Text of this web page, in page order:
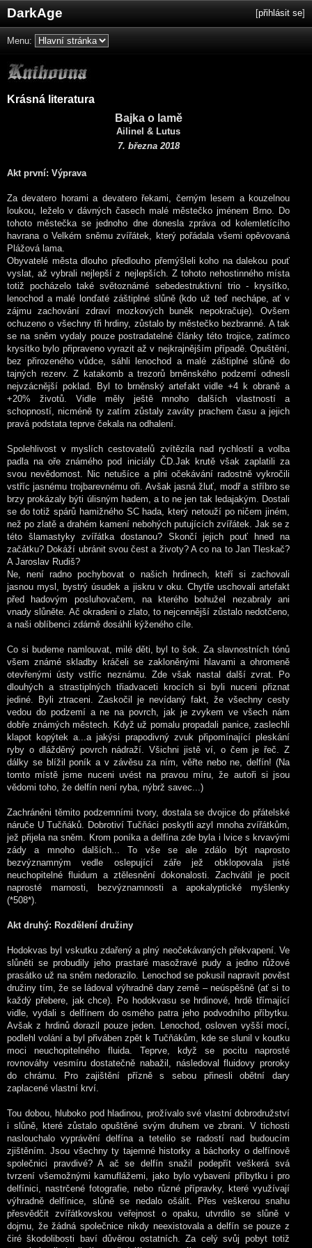
DarkAge [přihlásit se]
Menu:
Krásná literatura
Bajka o lamě
Ailinel & Lutus
7. března 2018
Akt první: Výprava
Za devatero horami a devatero řekami, černým lesem a kouzelnou
loukou, leželo v dávných časech malé městečko jménem Brno. Do
tohoto městečka se jednoho dne donesla zpráva od kolemletícího
havrana o Velkém sněmu zvířátek, který pořádala všemi opěvovaná
Plážová lama.
Obyvatelé města dlouho předlouho přemýšleli koho na dalekou pouť
vyslat, až vybrali nejlepší z nejlepších. Z tohoto nehostinného místa
totiž pocházelo také světoznámé sebedestruktivní trio - krysítko,
lenochod a malé lonďaté záštiplné slůně (kdo už teď nechápe, ať v
zájmu zachování zdraví mozkových buněk nepokračuje). Ovšem
ochuzeno o všechny tři hrdiny, zůstalo by městečko bezbranné. A tak
se na sněm vydaly pouze postradatelné články této trojice, zatímco
krysítko bylo připraveno vyrazit až v nejkrajnějším případě. Opuštění,
bez přirozeného vůdce, sáhli lenochod a malé záštiplné slůně do
tajných rezerv. Z katakomb a trezorů brněnského podzemí odnesli
nejvzácnější poklad. Byl to brněnský artefakt vidle +4 k obraně a
+20% životů. Vidle měly ještě mnoho dalších vlastností a
schopností, nicméně ty zatím zůstaly zaváty prachem času a jejich
pravá podstata teprve čekala na odhalení.
Spolehlivost v myslích cestovatelů zvítězila nad rychlostí a volba
padla na oře známého pod iniciály ČD.Jak krutě však zaplatili za
svou nevědomost. Nic netušíce a plni očekávání radostně vykročili
vstříc jasnému trojbarevnému oři. Avšak jasná žluť, modř a stříbro se
brzy prokázaly býti úlisným hadem, a to ne jen tak ledajakým. Dostali
se do totiž spárů hamižného SC hada, který netouží po ničem jiném,
než po zlatě a drahém kamení nebohých putujících zvířátek. Jak se z
této šlamastyky zvířátka dostanou? Skončí jejich pouť hned na
začátku? Dokáží ubránit svou čest a životy? A co na to Jan Tleskač?
A Jaroslav Rudiš?
Ne, není radno pochybovat o našich hrdinech, kteří si zachovali
jasnou mysl, bystrý úsudek a jiskru v oku. Chytře uschovali artefakt
před hadovým posluhovačem, na kterého bohužel nezabraly ani
vnady slůněte. Ač okradeni o zlato, to nejcennější zůstalo nedotčeno,
a naši oblíbenci zdárně dosáhli kýženého cíle.
Co si budeme namlouvat, milé děti, byl to šok. Za slavnostních tónů
všem známé skladby kráčeli se zakloněnými hlavami a ohromeně
otevřenými ústy vstříc neznámu. Zde však nastal další zvrat. Po
dlouhých a strastiplných třiadvaceti krocích si byli nuceni přiznat
jediné. Byli ztraceni. Zaskočil je nevídaný fakt, že všechny cesty
vedou do podzemí a ne na povrch, jak je zvykem ve všech nám
dobře známých městech. Když už pomalu propadali panice, zaslechli
klapot kopýtek a...a jakýsi prapodivný zvuk připomínající pleskání
ryby o dlážděný povrch nádraží. Všichni jistě ví, o čem je řeč. Z
dálky se blížil poník a v závěsu za ním, věřte nebo ne, delfín! (Na
tomto místě jsme nuceni uvést na pravou míru, že autoři si jsou
vědomi toho, že delfín není ryba, nýbrž savec...)
Zachráněni těmito podzemními tvory, dostala se dvojice do přátelské
náruče U Tučňáků. Dobrotiví Tučňáci poskytli azyl mnoha zvířátkům,
jež přijela na sněm. Krom poníka a delfína zde byla i lvice s krvavými
zády a mnoho dalších... To vše se ale zdálo být naprosto
bezvýznamným vedle oslepující záře jež obklopovala jisté
neuchopitelné fluidum a ztělesnění dokonalosti. Zachvátil je pocit
naprosté marnosti, bezvýznamnosti a apokalyptické myšlenky
(*508*).
Akt druhý: Rozdělení družiny
Hodokvas byl vskutku zdařený a plný neočekávaných překvapení. Ve
slůněti se probudily jeho prastaré masožravé pudy a jedno růžové
prasátko už na sněm nedorazilo. Lenochod se pokusil napravit pověst
družiny tím, že se ládoval výhradně dary země – neúspěšně (ať si to
každý přebere, jak chce). Po hodokvasu se hrdinové, hrdě třímající
vidle, vydali s delfínem do osmého patra jeho podvodního příbytku.
Avšak z hrdinů dorazil pouze jeden. Lenochod, osloven vyšší mocí,
podlehl volání a byl přiváben zpět k Tučňákům, kde se slunil v koutku
moci neuchopitelného fluida. Teprve, když se pocitu naprosté
rovnováhy vesmíru dostatečně nabažil, následoval fluidovy proroky
do chrámu. Pro zajištění přízně s sebou přinesli obětní dary
zaplacené vlastní krví.
Tou dobou, hluboko pod hladinou, prožívalo své vlastní dobrodružství
i slůně, které zůstalo opuštěné svým druhem ve zbrani. V tichosti
naslouchalo vyprávění delfína a tetelilo se radostí nad budoucím
zjištěním. Jsou všechny ty tajemné historky a báchorky o delfínově
společnici pravdivé? A ač se delfín snažil podepřít veškerá svá
tvrzení všemožnými kamuflážemi, jako bylo vybavení příbytku i pro
delfínici, nastrčené fotografie, nebo různé přípravky, které využívají
výhradně delfínice, slůně se nedalo ošálit. Přes veškerou snahu
přesvědčit zvířátkovskou veřejnost o opaku, utvrdilo se slůně v
dojmu, že žádná společnice nikdy neexistovala a delfín se pouze z
čiré škodolibosti baví důvěrou ostatních. Za celý svůj pobyt totiž